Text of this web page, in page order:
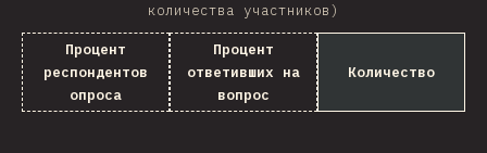
количества участников)
Процент
респондентов
опроса
Процент
ответивших на
вопрос
Количество